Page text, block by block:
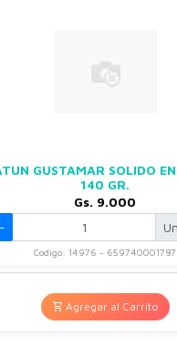
GUSTAMAR SOLIDO
140 GR.
Gs. 9.000
-
Codigo: 14976 - 659740001787
Agregar al Carrito